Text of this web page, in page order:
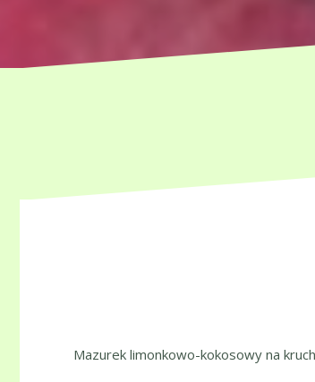
Mazurek limonkowo-kokosowy na